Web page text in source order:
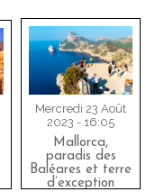
Mercredi 23 Août
2023 - 16:05
Mallorca,
paradis des
Baléares et terre
d’exception